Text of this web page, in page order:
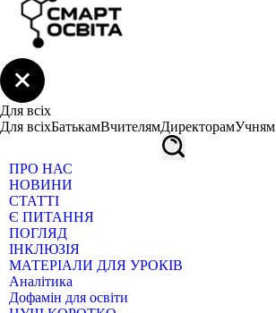
Для всіх
Для всіхБатькамВчителямДиректорамУчням
ПРО НАС
НОВИНИ
СТАТТІ
Є ПИТАННЯ
ПОГЛЯД
ІНКЛЮЗІЯ
МАТЕРІАЛИ ДЛЯ УРОКІВ
Аналітика
Дофамін для освіти